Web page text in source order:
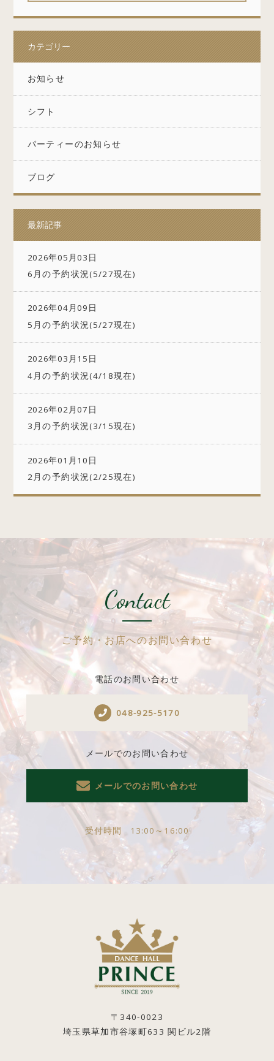
カテゴリー
お知らせ
シフト
パーティーのお知らせ
ブログ
最新記事
2026年05月03日
6月の予約状況(5/27現在)
2026年04月09日
5月の予約状況(5/27現在)
2026年03月15日
4月の予約状況(4/18現在)
2026年02月07日
3月の予約状況(3/15現在)
2026年01月10日
2月の予約状況(2/25現在)
Contact
ご予約・お店へのお問い合わせ
電話のお問い合わせ
048-925-5170
メールでのお問い合わせ
メールでのお問い合わせ
受付時間 13:00～16:00
〒340-0023
埼玉県草加市谷塚町633 関ビル2階